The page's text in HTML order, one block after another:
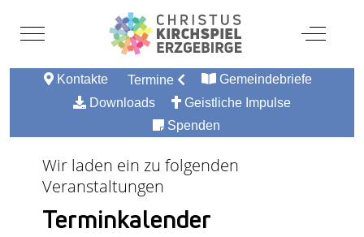
Mobile Menu Toggle Off-
Kontakte Termine
Gemeindebriefe
Downloads
Geistliche Impulse
Spenden
Wir laden ein zu folgenden
Veranstaltungen
Terminkalender